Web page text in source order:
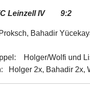
Leinzell IV 9:2
Bahadir
Holger/Wolfi und
Holger 2x, Bahadir 2x,